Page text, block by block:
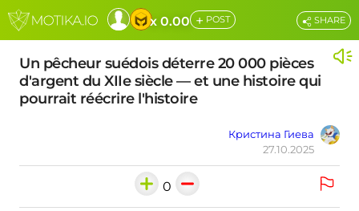
x 0.00 + POST
Un pêcheur suédois déterre 20 000 pièces
d'argent du XIIe siècle — et une histoire qui
pourrait réécrire l'histoire
Кристина Гиева
27.10.2025
SHARE
0